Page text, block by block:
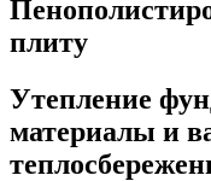
плиту
Утепление
материалы и